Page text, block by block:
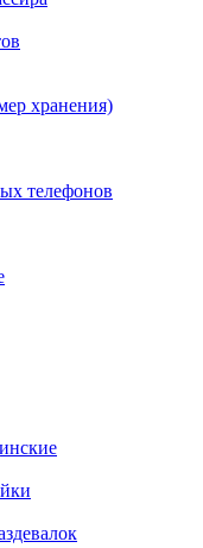
хранения)
телефонов